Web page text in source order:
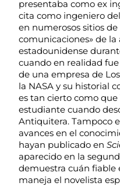
presentaba como ex
cita como ingeniero
en numerosos sitios
comunicaciones» de la
estadounidense
cuando en realidad
de una empresa de
la NASA y su historial
es tan cierto como que
estudiante cuando
Antiquitera. Tampoco
avances en el
hayan publicado en
aparecido en la
demuestra cuán fiable
maneja el novelista